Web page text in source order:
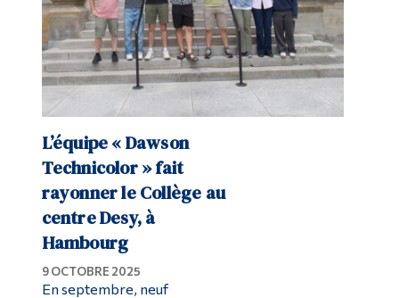
L’équipe « Dawson
Technicolor » fait
rayonner le Collège au
centre Desy, à
Hambourg
9 OCTOBRE 2025
En septembre, neuf